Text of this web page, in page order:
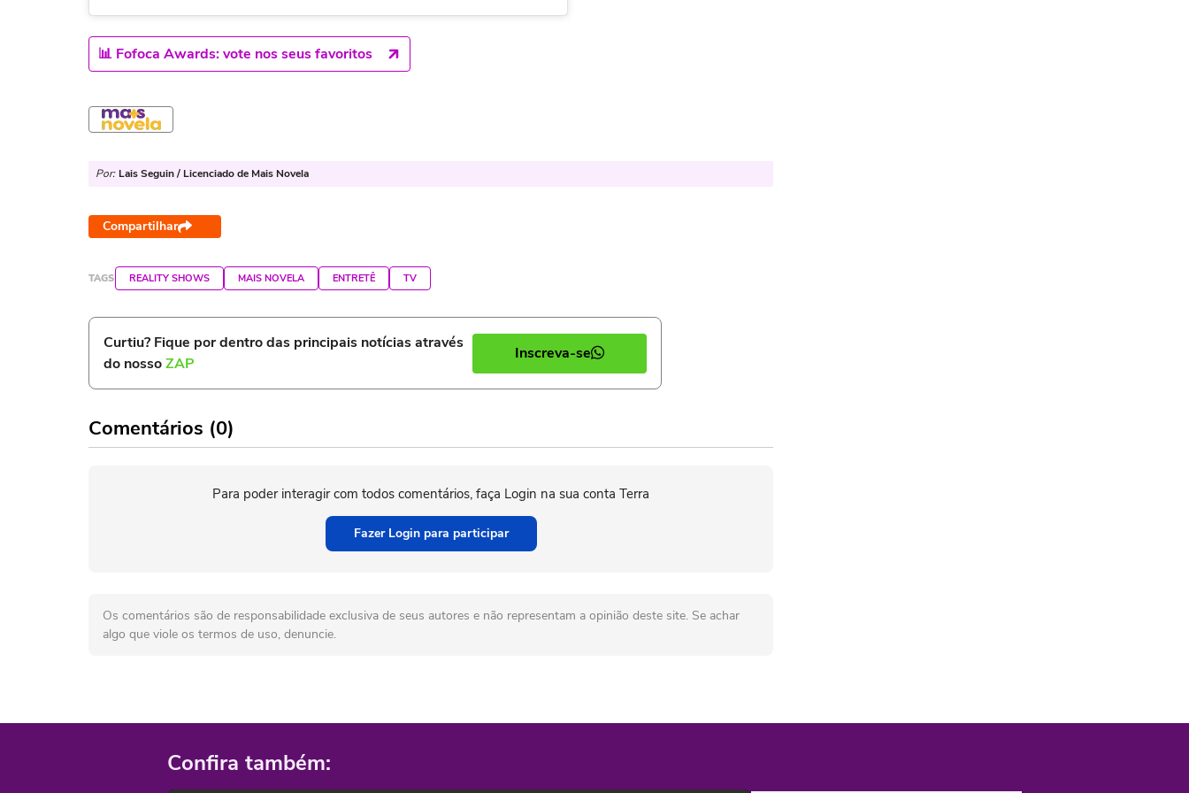
📊 Fofoca Awards: vote nos seus favoritos
Por: Lais Seguin / Licenciado de Mais Novela
Compartilhar
TAGS REALITY SHOWS MAIS NOVELA ENTRETÊ TV
Curtiu? Fique por dentro das principais notícias através
do nossoZAP
Inscreva-se
Comentários (0)
Para poder interagir com todos comentários, faça Login na sua conta Terra
Fazer Login para participar
Os comentários são de responsabilidade exclusiva de seus autores e não representam a opinião deste site. Se achar
algo que viole os termos de uso, denuncie.
Confira também: